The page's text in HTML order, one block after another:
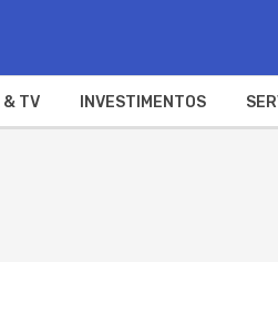
& TV INVESTIMENTOS